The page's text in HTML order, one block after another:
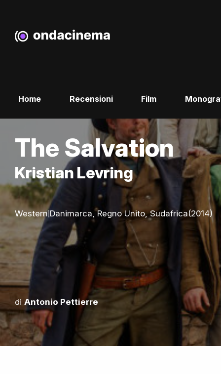
Home Recensioni Film
The Salvation
Kristian Levring
Western|Danimarca, Regno Unito, Sudafrica(2014)
diAntonio Pettierre